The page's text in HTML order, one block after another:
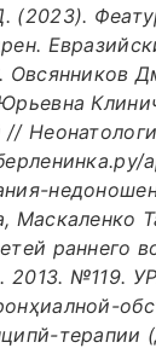
(2023).
Овсянников
Маскаленко
раннего
№119.
терапии